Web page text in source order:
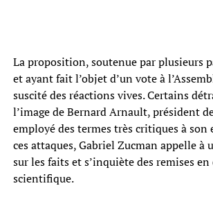
La proposition, soutenue par plusieurs
et ayant fait l’objet d’un vote à
suscité des réactions vives. Certains
l’image de Bernard Arnault, président
employé des termes très critiques à son
ces attaques, Gabriel Zucman appelle à
sur les faits et s’inquiète des remises
scientifique.